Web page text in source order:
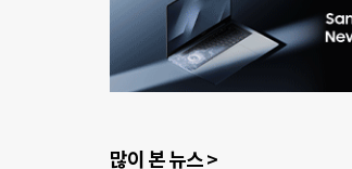
많이 본 뉴스 >